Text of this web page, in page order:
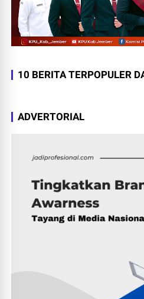
10 BERITA TERPOPULER
ADVERTORIAL